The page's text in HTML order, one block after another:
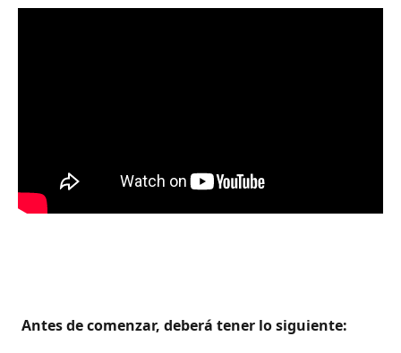
Antes de comenzar, deberá tener lo siguiente: